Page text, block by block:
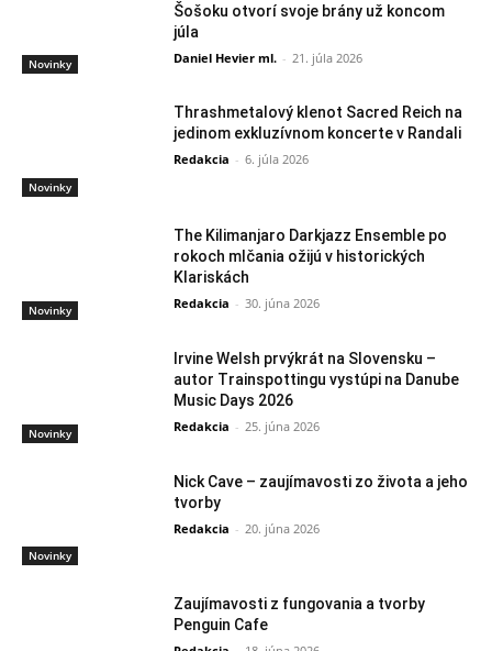
Novinky
Šošoku otvorí svoje brány už koncom
júla
Daniel Hevier ml. - 21. júla 2026
Novinky
Thrashmetalový klenot Sacred Reich na
jedinom exkluzívnom koncerte v Randali
Redakcia - 6. júla 2026
Novinky
The Kilimanjaro Darkjazz Ensemble po
rokoch mlčania ožijú v historických
Klariskách
Redakcia - 30. júna 2026
Novinky
Irvine Welsh prvýkrát na Slovensku –
autor Trainspottingu vystúpi na Danube
Music Days 2026
Redakcia - 25. júna 2026
Novinky
Nick Cave – zaujímavosti zo života a jeho
tvorby
Redakcia - 20. júna 2026
Zaujímavosti z fungovania a tvorby
Penguin Cafe